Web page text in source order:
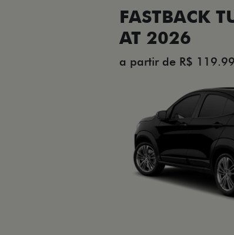
FASTBACK
AT 2026
a partir de R$